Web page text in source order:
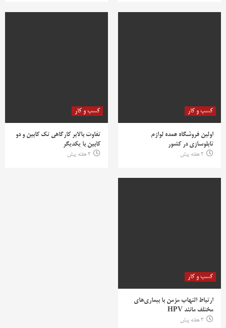
کسب و کار
اولین فروشگاه عمده لوازم
تابلوسازی در کشور
2 هفته پیش
کسب و کار
تفاوت بالابر کارگاهی تک کابین و دو
کابین با یکدیگر
2 هفته پیش
کسب و کار
ارتباط التهاب مزمن با بیماری‌های
مختلف مانند HPV
3 هفته پیش